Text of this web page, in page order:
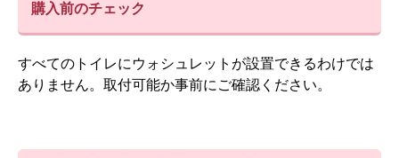
購入前のチェック
すべてのトイレにウォシュレットが設置できるわけでは
ありません。取付可能か事前にご確認ください。